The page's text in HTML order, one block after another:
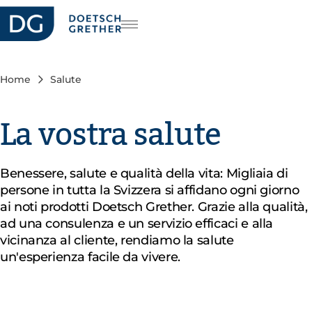
Home Salute
La vostra salute
Benessere, salute e qualità della vita: Migliaia di
persone in tutta la Svizzera si affidano ogni giorno
ai noti prodotti Doetsch Grether. Grazie alla qualità,
ad una consulenza e un servizio efficaci e alla
vicinanza al cliente, rendiamo la salute
un'esperienza facile da vivere.